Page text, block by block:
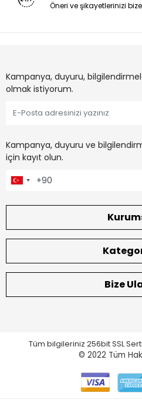
Öneri ve şikayetlerinizi
Kampanya, duyuru,
olmak istiyorum.
Kampanya, duyuru ve
için kayıt olun.
Bize
Tüm bilgileriniz 256bit SSL
© 2022 Tüm